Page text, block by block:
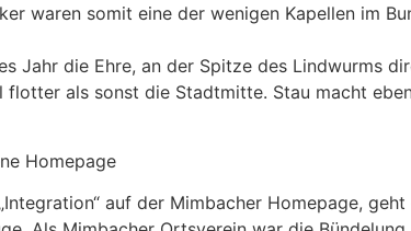
waren somit eine der wenigen Kapellen im
Jahr die Ehre, an der Spitze des Lindwurms
flotter als sonst die Stadtmitte. Stau macht
Homepage
auf der Mimbacher Homepage,